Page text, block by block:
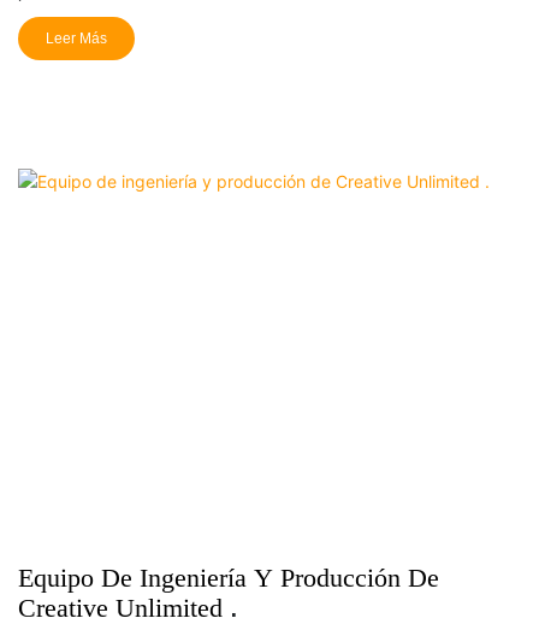
Leer Más
Equipo De Ingeniería Y Producción De
Creative Unlimited .